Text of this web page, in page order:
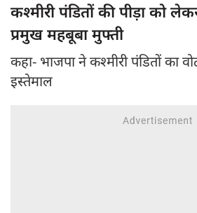
कश्मीरी पंडितों की पीड़ा को
प्रमुख महबूबा मुफ्ती
कहा- भाजपा ने कश्मीरी पंडितों का
इस्तेमाल